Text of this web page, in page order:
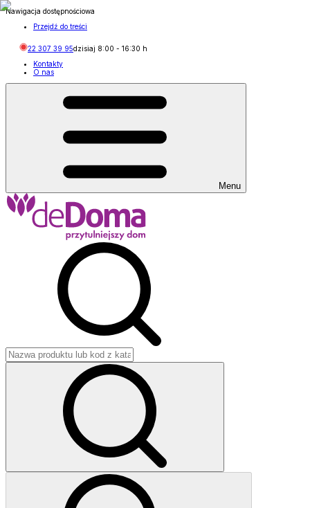
Nawigacja dostępnościowa
Przejdź do treści
22 307 39 95dzisiaj 8:00 - 16:30 h
Kontakty
O nas
Menu